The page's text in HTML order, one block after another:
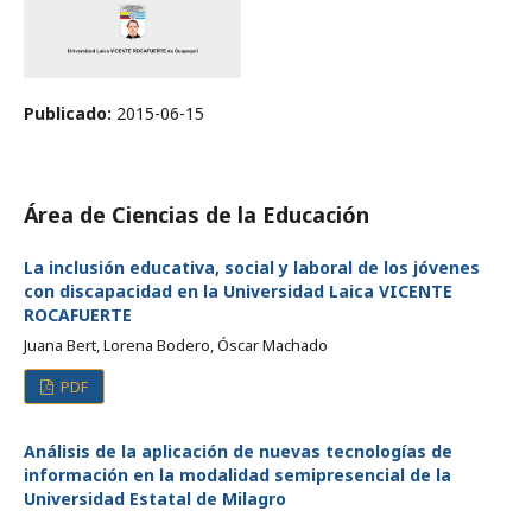
Publicado: 2015-06-15
Área de Ciencias de la Educación
La inclusión educativa, social y laboral de los jóvenes
con discapacidad en la Universidad Laica VICENTE
ROCAFUERTE
Juana Bert, Lorena Bodero, Óscar Machado
PDF
Análisis de la aplicación de nuevas tecnologías de
información en la modalidad semipresencial de la
Universidad Estatal de Milagro